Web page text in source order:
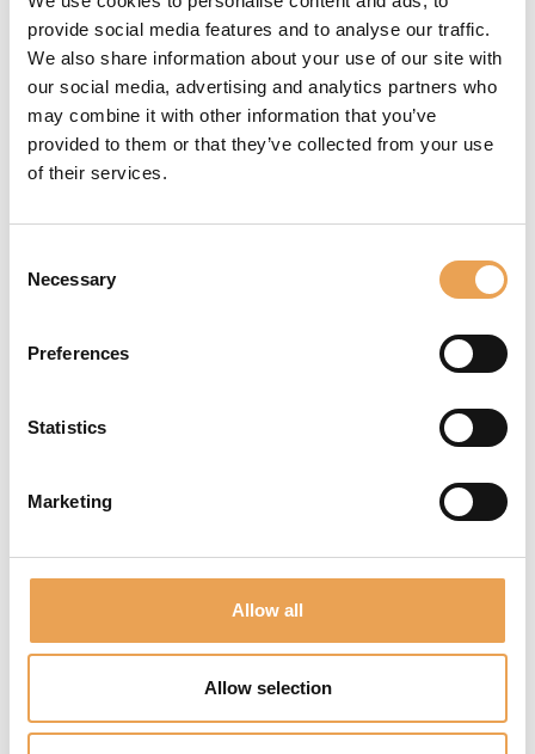
provide social media features and to analyse our traffic.
We also share information about your use of our site with
our social media, advertising and analytics partners who
may combine it with other information that you’ve
provided to them or that they’ve collected from your use
of their services.
Selection
Necessary
Preferences
Statistics
Marketing
Allow all
Allow selection
CORE PRODUCTIONSERVER
Servizi aggiuntivi
FORMAZIONE E CONSULENZA